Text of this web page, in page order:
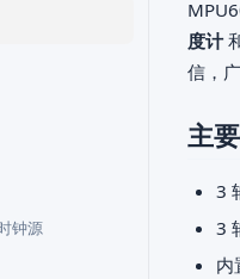
钟源
度计
信，
主
3
3
内